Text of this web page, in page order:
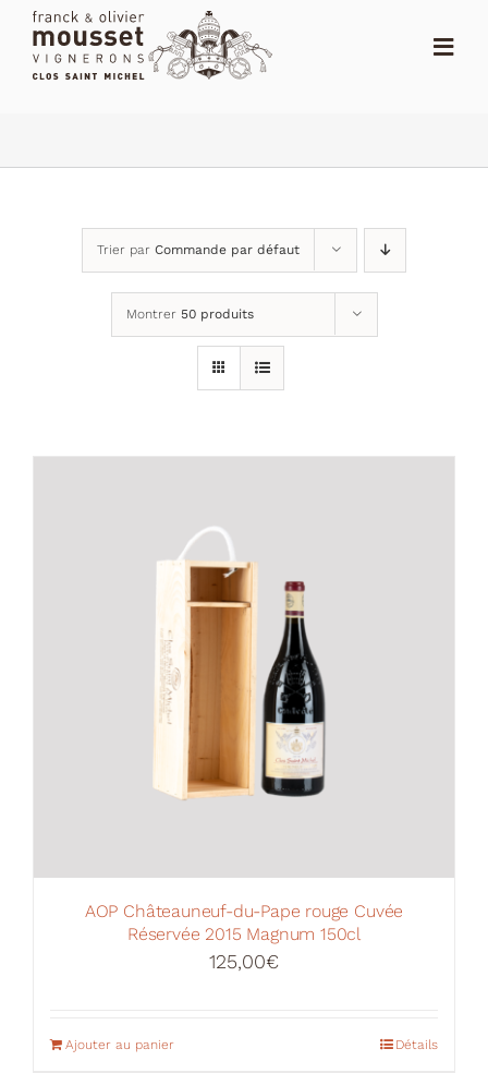
Passer
contenu
LE DOMAINE
Trier par Commande par défaut
Montrer 50 produits
AOP Châteauneuf-du-Pape rouge Cuvée
Réservée 2015 Magnum 150cl
125,00€
Ajouter au panier Détails